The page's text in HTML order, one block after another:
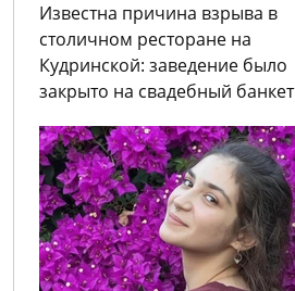
Известна причина взрыва в
столичном ресторане на
Кудринской: заведение было
закрыто на свадебный банкет